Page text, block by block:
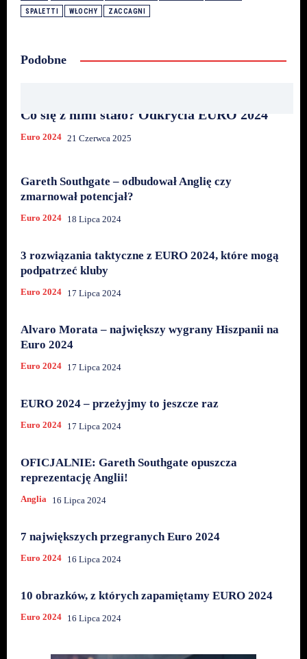
SPALETTI WŁOCHY ZACCAGNI
Podobne
Co się z nimi stało? Odkrycia EURO 2024
Euro 2024 21 Czerwca 2025
Gareth Southgate – odbudował Anglię czy
zmarnował potencjał?
Euro 2024 18 Lipca 2024
3 rozwiązania taktyczne z EURO 2024, które mogą
podpatrzeć kluby
Euro 2024 17 Lipca 2024
Alvaro Morata – największy wygrany Hiszpanii na
Euro 2024
Euro 2024 17 Lipca 2024
EURO 2024 – przeżyjmy to jeszcze raz
Euro 2024 17 Lipca 2024
OFICJALNIE: Gareth Southgate opuszcza
reprezentację Anglii!
Anglia 16 Lipca 2024
7 największych przegranych Euro 2024
Euro 2024 16 Lipca 2024
10 obrazków, z których zapamiętamy EURO 2024
Euro 2024 16 Lipca 2024